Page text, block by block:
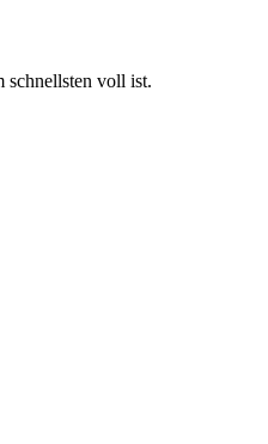
schnellsten voll ist.